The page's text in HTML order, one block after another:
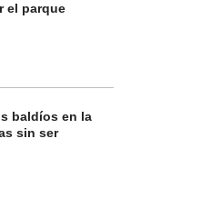
el parque
baldíos en la
sin ser